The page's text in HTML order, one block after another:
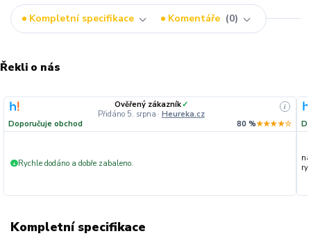
Kompletní specifikace Komentáře 0
Řekli o nás
Ověřený zákazník✓
Přidáno 5. srpna · Heureka.cz
i
Doporučuje obchod 80 %★★★★☆
+ Rychle dodáno a dobře zabaleno.
Kompletní specifikace